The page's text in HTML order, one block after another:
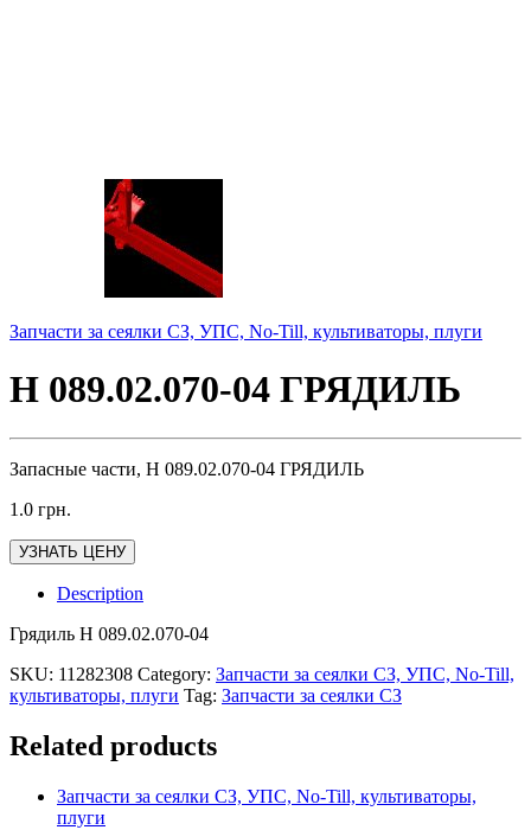
Запчасти за сеялки СЗ, УПС, No-Till, культиваторы, плуги
Н 089.02.070-04 ГРЯДИЛЬ
Запасные части, Н 089.02.070-04 ГРЯДИЛЬ
1.0 грн.
УЗНАТЬ ЦЕНУ
Description
Грядиль Н 089.02.070-04
SKU: 11282308 Category: Запчасти за сеялки СЗ, УПС, No-Till,
культиваторы, плуги Tag: Запчасти за сеялки СЗ
Related products
Запчасти за сеялки СЗ, УПС, No-Till, культиваторы,
плуги